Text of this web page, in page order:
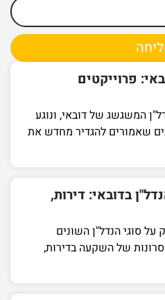
פרוייקטים
המשגשג של דובאי, ונוגע
שאמורים להגדיר מחדש את
בדובאי: דירות,
סוגי הנדל"ן השונים
של השקעה בדירות,